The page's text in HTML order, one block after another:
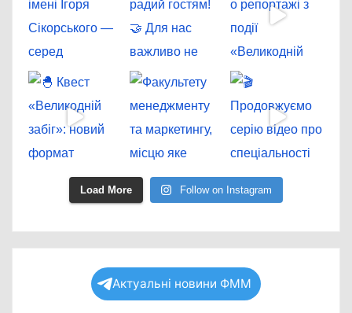
Load More Follow on Instagram
Актуальні новини ФММ